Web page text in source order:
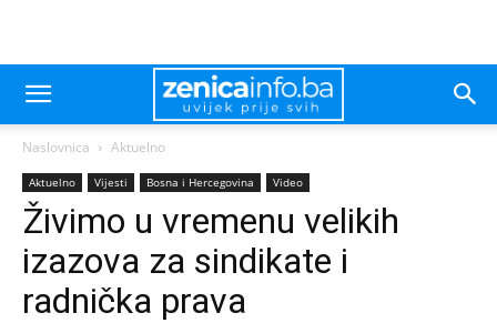
Naslovnica Aktuelno
Aktuelno Vijesti Bosna i Hercegovina Video
Živimo u vremenu velikih
izazova za sindikate i
radnička prava